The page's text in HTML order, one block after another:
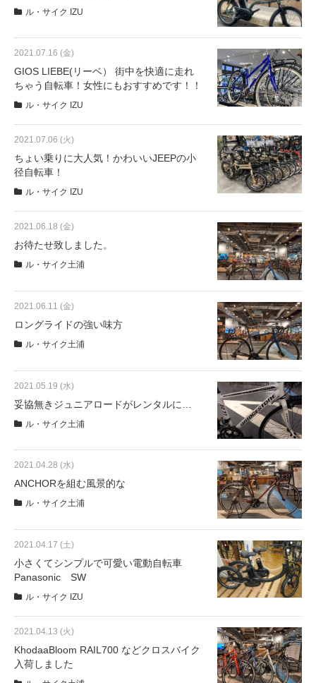
Norwayシリーズ
eVita
コンテンツ
店舗ブログ
イベント
求人情報
法人様
法人様向け割引
その他
お問い合わせ
会社概要
個人情報保護
ル・サイク IZU
2021.07.16 (金)
GIOS LIEBE(リーベ） 街中を快適に走れ
ちゃう自転車！女性にもおすすめです！！
ル・サイク IZU
2021.07.06 (火)
ちょい乗りに大人気！かわいいJEEPの小
径自転車！
ル・サイク IZU
2021.06.18 (金)
お待たせ致しました。
ル・サイク土浦
2021.06.11 (金)
ロングライドの強い味方
ル・サイク土浦
2021.05.19 (水)
妥協無きジュニアロードがレンタルに…
ル・サイク土浦
2021.04.28 (水)
ANCHORを組む風景的な
ル・サイク土浦
2021.04.17 (土)
小さくてシンプルで可愛い電動自転車
Panasonic SW
ル・サイク IZU
2021.04.13 (火)
KhodaaBloom RAIL700 などクロスバイク
入荷しました